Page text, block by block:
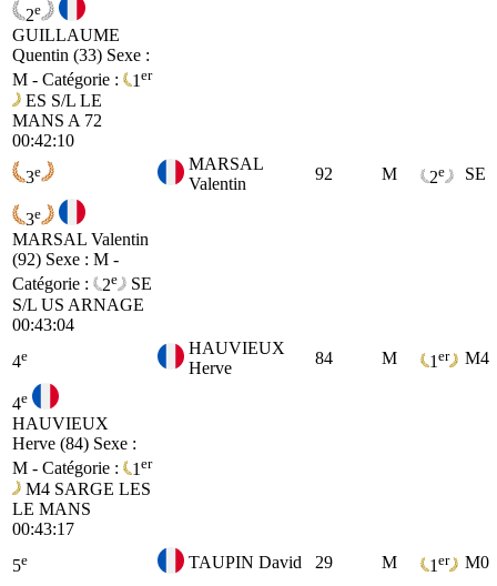
2e
GUILLAUME
Quentin (33) Sexe :
M - Catégorie :
1 er
ES S/L LE
MANS A 72
00:42:10
3e
MARSAL
Valentin
92 M 2e SE
3e
MARSAL Valentin
(92) Sexe : M -
Catégorie :
2e
SE
S/L US ARNAGE
00:43:04
4e
HAUVIEUX
Herve
84 M 1 er M4
4e
HAUVIEUX
Herve (84) Sexe :
M - Catégorie :
1 er
M4 SARGE LES
LE MANS
00:43:17
5e TAUPIN David 29 M 1 er M0